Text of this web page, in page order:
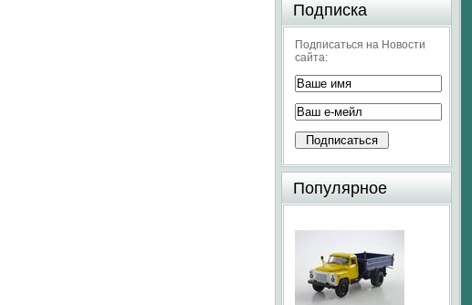
Подписка
Подписаться на Новости
сайта:
Популярное